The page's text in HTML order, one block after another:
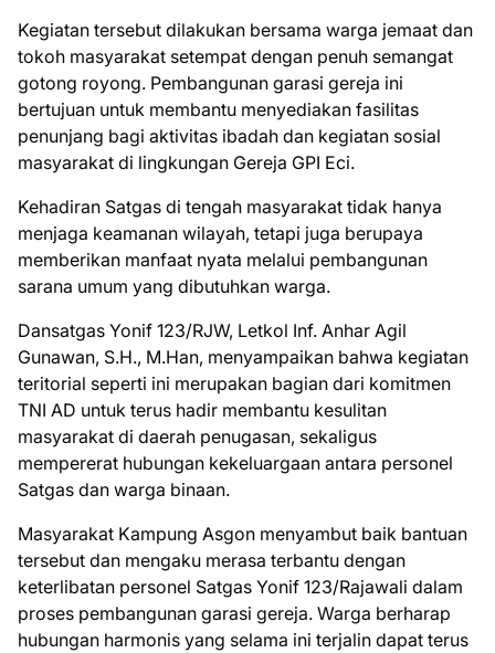
Kegiatan tersebut dilakukan bersama warga jemaat dan
tokoh masyarakat setempat dengan penuh semangat
gotong royong. Pembangunan garasi gereja ini
bertujuan untuk membantu menyediakan fasilitas
penunjang bagi aktivitas ibadah dan kegiatan sosial
masyarakat di lingkungan Gereja GPI Eci.
Kehadiran Satgas di tengah masyarakat tidak hanya
menjaga keamanan wilayah, tetapi juga berupaya
memberikan manfaat nyata melalui pembangunan
sarana umum yang dibutuhkan warga.
Dansatgas Yonif 123/RJW, Letkol Inf. Anhar Agil
Gunawan, S.H., M.Han, menyampaikan bahwa kegiatan
teritorial seperti ini merupakan bagian dari komitmen
TNI AD untuk terus hadir membantu kesulitan
masyarakat di daerah penugasan, sekaligus
mempererat hubungan kekeluargaan antara personel
Satgas dan warga binaan.
Masyarakat Kampung Asgon menyambut baik bantuan
tersebut dan mengaku merasa terbantu dengan
keterlibatan personel Satgas Yonif 123/Rajawali dalam
proses pembangunan garasi gereja. Warga berharap
hubungan harmonis yang selama ini terjalin dapat terus